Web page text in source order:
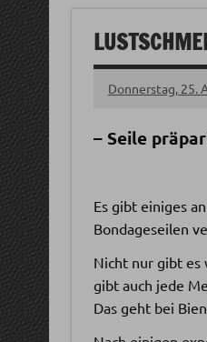
Donnerstag, 25.
– Seile
Es gibt einiges
Bondageseilen
Nicht nur gibt es
gibt auch jede
Das geht bei